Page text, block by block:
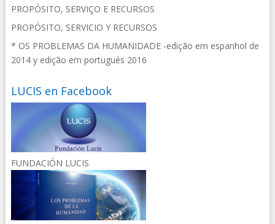
PROPÓSITO, SERVIÇO E RECURSOS
PROPÓSITO, SERVICIO Y RECURSOS
* OS PROBLEMAS DA HUMANIDADE -edição em espanhol de
2014 y edição em portugués 2016
LUCIS en Facebook
FUNDACIÓN LUCIS